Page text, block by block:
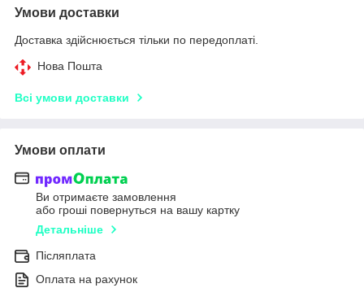
Умови доставки
Доставка здійснюється тільки по передоплаті.
Нова Пошта
Всі умови доставки
Умови оплати
Ви отримаєте замовлення
або гроші повернуться на вашу картку
Детальніше
Післяплата
Оплата на рахунок